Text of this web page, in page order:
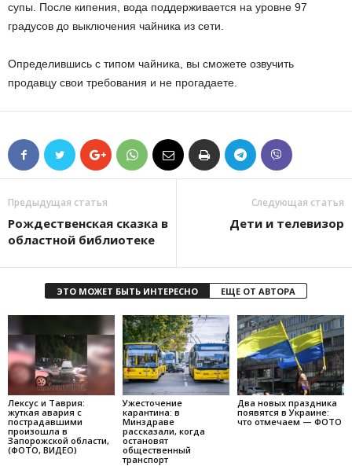
супы. После кипения, вода поддерживается на уровне 97
градусов до выключения чайника из сети.
Определившись с типом чайника, вы сможете озвучить
продавцу свои требования и не прогадаете.
Предыдущая статья
Рождественская сказка в
областной библиотеке
Следующая статья
Дети и телевизор
ЭТО МОЖЕТ БЫТЬ ИНТЕРЕСНО ЕЩЕ ОТ АВТОРА
Лексус и Таврия:
жуткая авария с
пострадавшими
произошла в
Запорожской области,
(ФОТО, ВИДЕО)
Ужесточение
карантина: в
Минздраве
рассказали, когда
остановят
общественный
транспорт
Два новых праздника
появятся в Украине:
что отмечаем — ФОТО